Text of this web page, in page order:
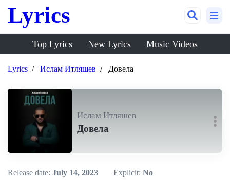
Lyrics
Top Lyrics New Lyrics Music Videos
Lyrics Ислам Итляшев Довела
Ислам Итляшев
Довела
Release date: July 14, 2023
Explicit: No